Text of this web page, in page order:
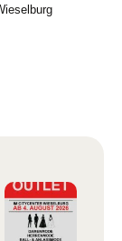
den Glory
Rabatt …